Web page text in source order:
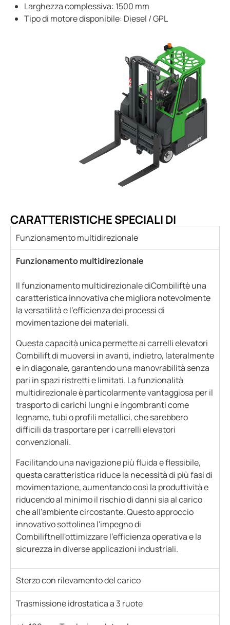
Larghezza complessiva: 1500 mm
Tipo di motore disponibile: Diesel / GPL
CARATTERISTICHE SPECIALI DI
Funzionamento multidirezionale
Funzionamento multidirezionale
Il funzionamento multidirezionale diCombiliftè una
caratteristica innovativa che migliora notevolmente
la versatilità e l'efficienza dei processi di
movimentazione dei materiali.
Questa capacità unica permette ai carrelli elevatori
Combilift di muoversi in avanti, indietro, lateralmente
e in diagonale, garantendo una manovrabilità senza
pari in spazi ristretti e limitati. La funzionalità
multidirezionale è particolarmente vantaggiosa per il
trasporto di carichi lunghi e ingombranti come
legname, tubi o profili metallici, che sarebbero
difficili da trasportare per i carrelli elevatori
convenzionali.
Facilitando una navigazione più fluida e flessibile,
questa caratteristica riduce la necessità di più fasi di
movimentazione, aumentando così la produttività e
riducendo al minimo il rischio di danni sia al carico
che all'ambiente circostante. Questo approccio
innovativo sottolinea l'impegno di
Combiliftnell'ottimizzare l'efficienza operativa e la
sicurezza in diverse applicazioni industriali.
Sterzo con rilevamento del carico
Trasmissione idrostatica a 3 ruote